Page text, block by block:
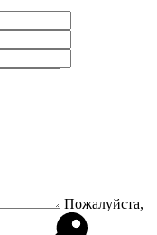
Пожалуйста,